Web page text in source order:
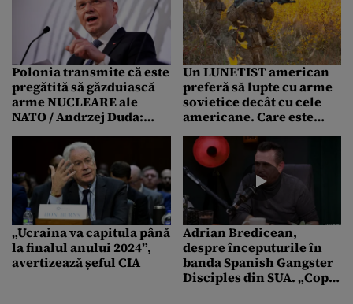
Polonia transmite că este
pregătită să găzduiască
arme NUCLEARE ale
NATO / Andrzej Duda:
acest lucru
Un LUNETIST american
preferă să lupte cu arme
sovietice decât cu cele
americane. Care este
„Ucraina va capitula până
la finalul anului 2024”,
avertizează șeful CIA
Adrian Bredicean,
despre începuturile în
banda Spanish Gangster
Disciples din SUA. „Copil